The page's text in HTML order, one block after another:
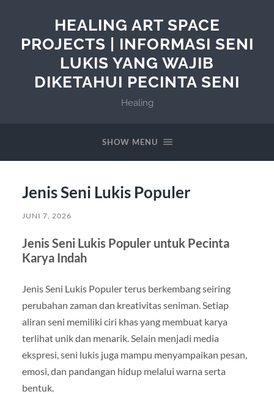
HEALING ART SPACE
PROJECTS | INFORMASI SENI
LUKIS YANG WAJIB
DIKETAHUI PECINTA SENI
Healing
SHOW MENU
Jenis Seni Lukis Populer
JUNI 7, 2026
Jenis Seni Lukis Populer untuk Pecinta
Karya Indah
Jenis Seni Lukis Populer terus berkembang seiring
perubahan zaman dan kreativitas seniman. Setiap
aliran seni memiliki ciri khas yang membuat karya
terlihat unik dan menarik. Selain menjadi media
ekspresi, seni lukis juga mampu menyampaikan pesan,
emosi, dan pandangan hidup melalui warna serta
bentuk.